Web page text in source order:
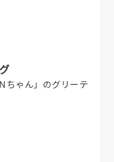
ちゃん」のグリーテ